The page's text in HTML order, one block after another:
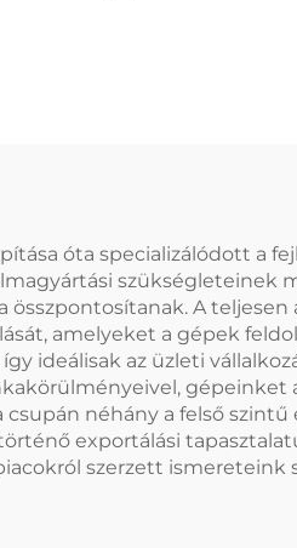
óta specializálódott a
szükségleteinek
összpontosítanak. A
amelyeket a gépek
ideálisak az üzleti
gépeinket
csupán néhány a felső
exportálási
szerzett ismereteink